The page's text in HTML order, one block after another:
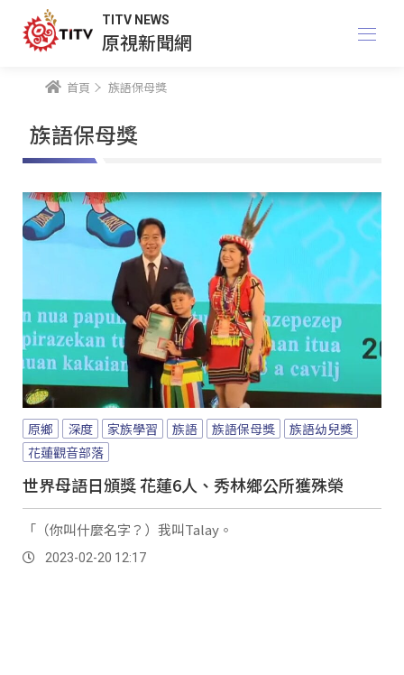
TITV NEWS
原視新聞網
首頁 族語保母獎
族語保母獎
原鄉 深度 家族學習 族語 族語保母獎
族語幼兒獎
花蓮觀音部落
世界母語日頒獎 花蓮6人、秀林鄉公所獲殊榮
「（你叫什麼名字？）我叫Talay。
2023-02-20 12:17